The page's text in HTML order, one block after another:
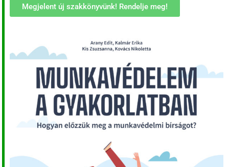
Megjelent új szakkönyvünk! Rendelje meg!